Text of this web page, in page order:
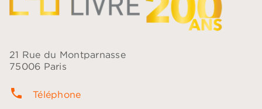
21 Rue du Montparnasse
75006 Paris
phone Téléphone